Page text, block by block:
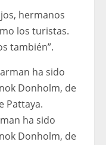
hermanos
los turistas.
también”.
ha sido
Donholm, de